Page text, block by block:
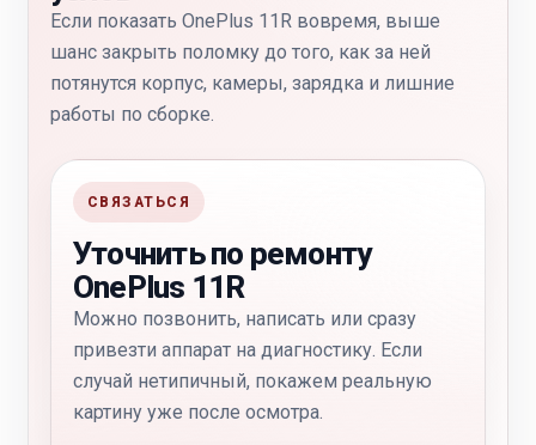
Если показать OnePlus 11R вовремя, выше
шанс закрыть поломку до того, как за ней
потянутся корпус, камеры, зарядка и лишние
работы по сборке.
СВЯЗАТЬСЯ
Уточнить по ремонту
OnePlus 11R
Можно позвонить, написать или сразу
привезти аппарат на диагностику. Если
случай нетипичный, покажем реальную
картину уже после осмотра.